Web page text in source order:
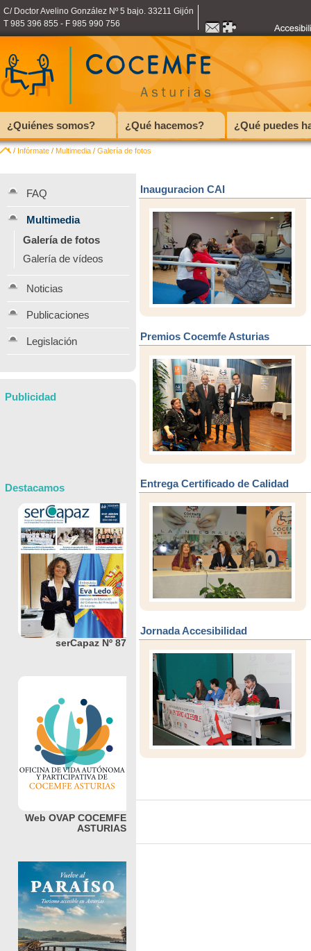
C/ Doctor Avelino González Nº 5 bajo. 33211 Gijón
T 985 396 855 - F 985 990 756
¿Quiénes somos? ¿Qué hacemos? ¿Qué puedes
/ Infórmate / Multimedia / Galería de fotos
FAQ
Multimedia
Galería de fotos
Galería de vídeos
Noticias
Publicaciones
Legislación
Publicidad
Destacamos
serCapaz Nº 87
Web OVAP COCEMFE
ASTURIAS
Inauguracion CAI
Premios Cocemfe Asturias
Entrega Certificado de Calidad
Jornada Accesibilidad